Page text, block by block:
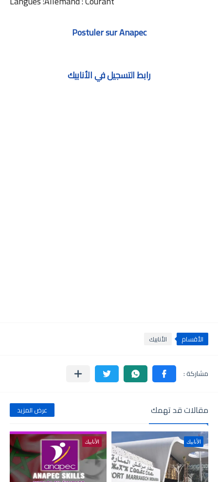
Postuler sur Anapec
رابط التسجيل في الأنابيك
الأقسام الأنابيك
مقالات قد تهمك عرض المزيد
الأنابيك الأنابيك